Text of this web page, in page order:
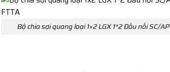
Bộ chia sợi quang loại 1×2 LGX 1*2 Đầu nối SC/